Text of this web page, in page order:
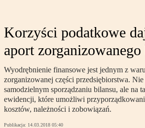
Korzyści podatkowe
aport zorganizowanego
Wyodrębnienie finansowe jest jednym z
zorganizowanej części przedsiębiorstwa.
samodzielnym sporządzaniu bilansu, ale na
ewidencji, które umożliwi
kosztów, należności i zobowiązań.
Publikacja: 14.03.2018 05:40